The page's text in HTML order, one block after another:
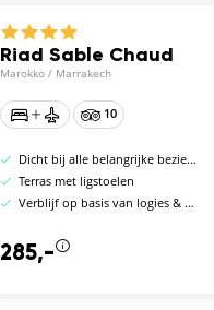
Riad Sable Chaud
Marokko / Marrakech
10
Dicht bij alle belangrijke bezienswaardigheden
Terras met ligstoelen
Verblijf op basis van logies & ontbijt, halfpension of volpension
285,-